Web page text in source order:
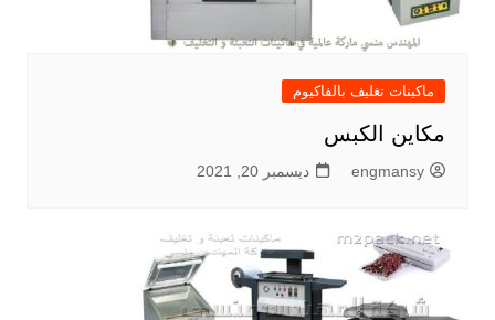
ماكينات تغليف بالفاكيوم
مكاين الكبس
engmansy ديسمبر 20, 2021